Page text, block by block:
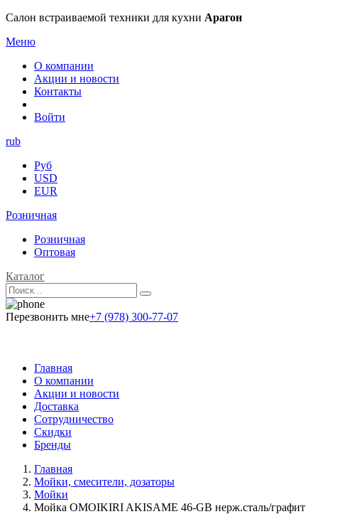
Салон встраиваемой техники для кухни Арагон
Меню
О компании
Акции и новости
Контакты
Войти
rub
Руб
USD
EUR
Розничная
Розничная
Оптовая
Каталог
Перезвонить мне+7 (978) 300-77-07
Главная
О компании
Акции и новости
Доставка
Сотрудничество
Скидки
Бренды
Главная
Мойки, смесители, дозаторы
Мойки
Мойка OMOIKIRI AKISAME 46-GB нерж.сталь/графит